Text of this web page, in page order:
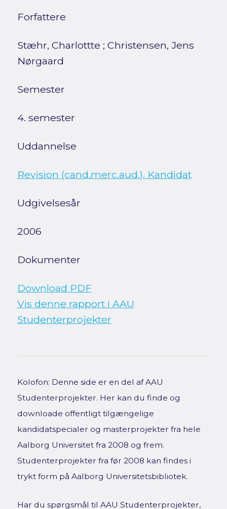
Forfattere
Stæhr, Charlottte ; Christensen, Jens
Nørgaard
Semester
4. semester
Uddannelse
Revision (cand.merc.aud.), Kandidat
Udgivelsesår
2006
Dokumenter
Download PDF
Vis denne rapport i AAU
Studenterprojekter
Kolofon: Denne side er en del af AAU
Studenterprojekter. Her kan du finde og
downloade offentligt tilgængelige
kandidatspecialer og masterprojekter fra hele
Aalborg Universitet fra 2008 og frem.
Studenterprojekter fra før 2008 kan findes i
trykt form på Aalborg Universitetsbibliotek.
Har du spørgsmål til AAU Studenterprojekter,